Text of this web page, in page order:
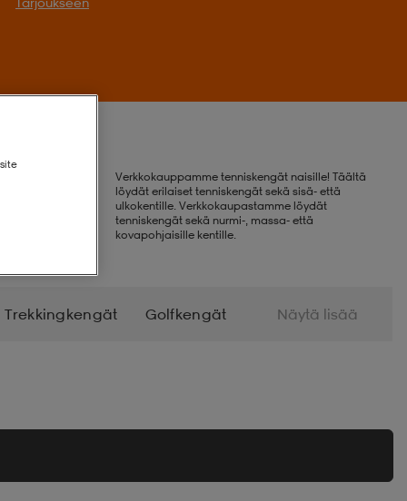
Verkkokauppamme tenniskengät naisille! Täältä
löydät erilaiset tenniskengät sekä sisä- että
ulkokentille. Verkkokaupastamme löydät
tenniskengät sekä nurmi-, massa- että
kovapohjaisille kentille.
Trekkingkengät Golfkengät Näytä lisää